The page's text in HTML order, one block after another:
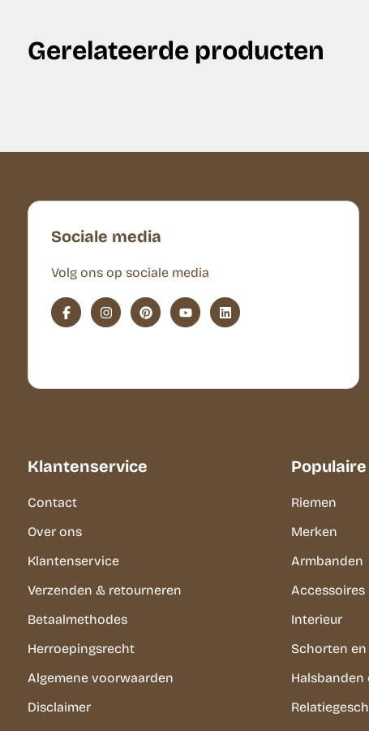
Gerelateerde producten
Sociale media
Volg ons op sociale media
Klantenservice
Contact
Over ons
Klantenservice
Verzenden & retourneren
Betaalmethodes
Herroepingsrecht
Algemene voorwaarden
Disclaimer
Riemen
Merken
Armbanden
Accessoires
Interieur
Schorten
Halsbanden